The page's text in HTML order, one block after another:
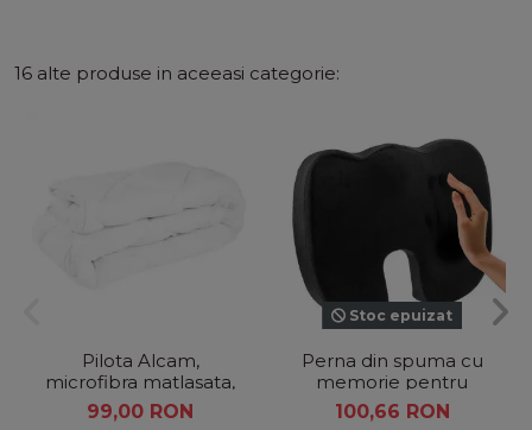
16 alte produse in aceeasi categorie:
Pilota Alcam,
microfibra matlasata,
140x200 cm
99,00 RON
Stoc epuizat
Perna din spuma cu
memorie pentru
sezut , negru
100,66 RON